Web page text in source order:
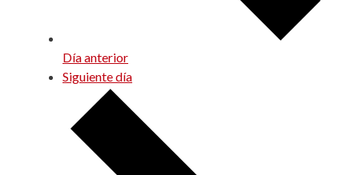
Día anterior
Siguiente día